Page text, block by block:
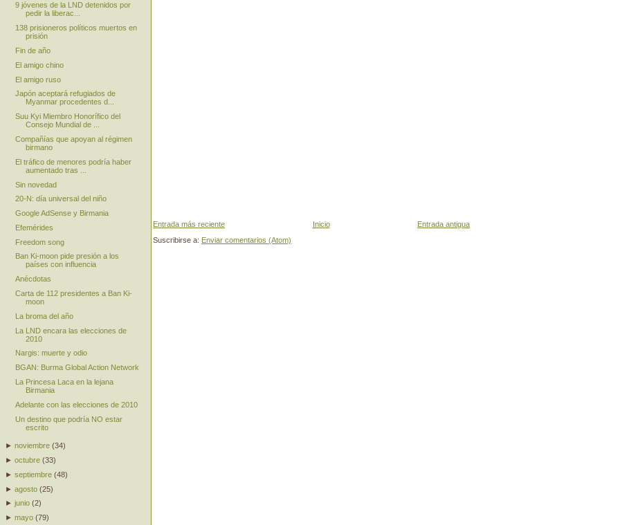
Entrada más reciente Entrada antigua
Inicio
Suscribirse a: Enviar comentarios (Atom)
9 jóvenes de la LND detenidos por
pedir la liberac...
138 prisioneros políticos muertos en
prisión
Fin de año
El amigo chino
El amigo ruso
Japón aceptará refugiados de
Myanmar procedentes d...
Suu Kyi Miembro Honorífico del
Consejo Mundial de ...
Compañías que apoyan al régimen
birmano
El tráfico de menores podría haber
aumentado tras ...
Sin novedad
20-N: día universal del niño
Google AdSense y Birmania
Efemérides
Freedom song
Ban Ki-moon pide presión a los
países con influencia
Anécdotas
Carta de 112 presidentes a Ban Ki-
moon
La broma del año
La LND encara las elecciones de
2010
Nargis: muerte y odio
BGAN: Burma Global Action Network
La Princesa Laca en la lejana
Birmania
Adelante con las elecciones de 2010
Un destino que podría NO estar
escrito
►noviembre (34)
►octubre (33)
►septiembre (48)
►agosto (25)
►junio (2)
►mayo (79)